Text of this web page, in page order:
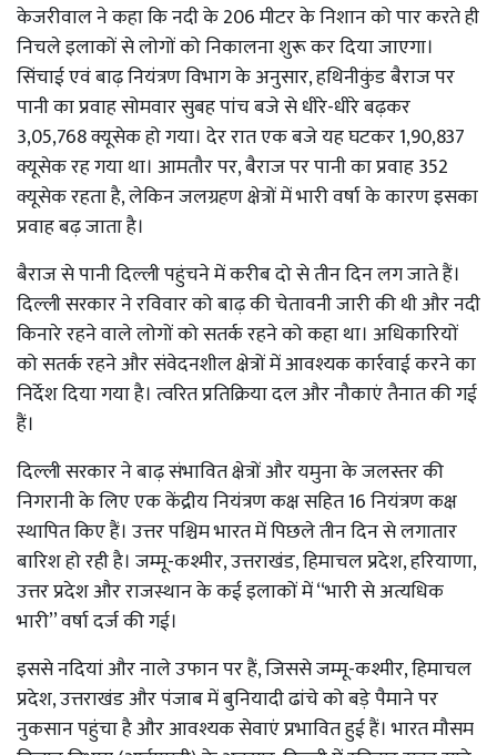
केजरीवाल ने कहा कि नदी के 206 मीटर के निशान को पार करते ही
निचले इलाकों से लोगों को निकालना शुरू कर दिया जाएगा।
सिंचाई एवं बाढ़ नियंत्रण विभाग के अनुसार, हथिनीकुंड बैराज पर
पानी का प्रवाह सोमवार सुबह पांच बजे से धीरे-धीरे बढ़कर
3,05,768 क्यूसेक हो गया। देर रात एक बजे यह घटकर 1,90,837
क्यूसेक रह गया था। आमतौर पर, बैराज पर पानी का प्रवाह 352
क्यूसेक रहता है, लेकिन जलग्रहण क्षेत्रों में भारी वर्षा के कारण इसका
प्रवाह बढ़ जाता है।
बैराज से पानी दिल्ली पहुंचने में करीब दो से तीन दिन लग जाते हैं।
दिल्ली सरकार ने रविवार को बाढ़ की चेतावनी जारी की थी और नदी
किनारे रहने वाले लोगों को सतर्क रहने को कहा था। अधिकारियों
को सतर्क रहने और संवेदनशील क्षेत्रों में आवश्यक कार्रवाई करने का
निर्देश दिया गया है। त्वरित प्रतिक्रिया दल और नौकाएं तैनात की गई
हैं।
दिल्ली सरकार ने बाढ़ संभावित क्षेत्रों और यमुना के जलस्तर की
निगरानी के लिए एक केंद्रीय नियंत्रण कक्ष सहित 16 नियंत्रण कक्ष
स्थापित किए हैं। उत्तर पश्चिम भारत में पिछले तीन दिन से लगातार
बारिश हो रही है। जम्मू-कश्मीर, उत्तराखंड, हिमाचल प्रदेश, हरियाणा,
उत्तर प्रदेश और राजस्थान के कई इलाकों में ‘‘भारी से अत्यधिक
भारी’’ वर्षा दर्ज की गई।
इससे नदियां और नाले उफान पर हैं, जिससे जम्मू-कश्मीर, हिमाचल
प्रदेश, उत्तराखंड और पंजाब में बुनियादी ढांचे को बड़े पैमाने पर
नुकसान पहुंचा है और आवश्यक सेवाएं प्रभावित हुई हैं। भारत मौसम